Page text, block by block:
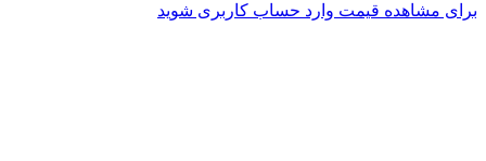
برای مشاهده قیمت وارد حساب کاربری شوید